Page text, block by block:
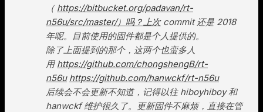
（ https://bitbucket.org/padavan/rt-
n56u/src/master/）吗？上次commit 还是 2018
年呢。目前使用的固件都是个人提供的。
除了上面提到的那个，这两个也蛮多人
用 https://github.com/chongshengB/rt-
n56u https://github.com/hanwckf/rt-n56u
后续会不会更新不知道，记得以往 hiboyhiboy 和
hanwckf 维护很久了。更新固件不麻烦，直接在管